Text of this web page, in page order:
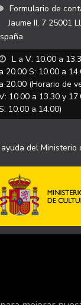
Formulario de
Jaume II, 7 25001
L a V: 10.00 a
20.00 S: 10.00 a
20.00 (Horario de
10.00 a 13.30 y
10.00 a 14.00)
del